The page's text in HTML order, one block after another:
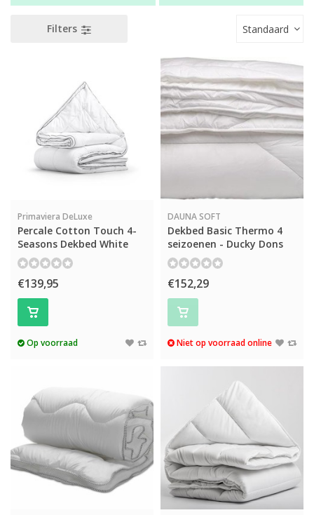
Filters Standaard
Primaviera DeLuxe
Percale Cotton Touch 4-
Seasons Dekbed White
€139,95
Op voorraad
DAUNA SOFT
Dekbed Basic Thermo 4
seizoenen - Ducky Dons
€152,29
Niet op voorraad online